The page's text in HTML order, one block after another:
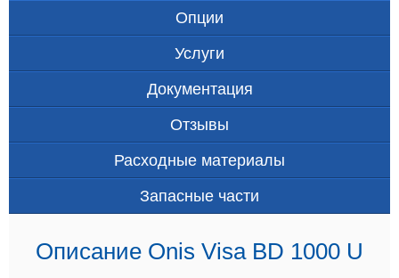
Опции
Услуги
Документация
Отзывы
Расходные материалы
Запасные части
Описание Onis Visa BD 1000 U